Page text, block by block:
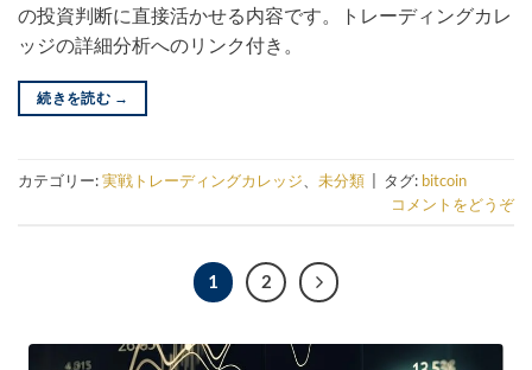
の投資判断に直接活かせる内容です。トレーディングカレ
ッジの詳細分析へのリンク付き。
続きを読む →
カテゴリー:実戦トレーディングカレッジ 未分類 タグ: bitcoin
コメントをどうぞ
1 2